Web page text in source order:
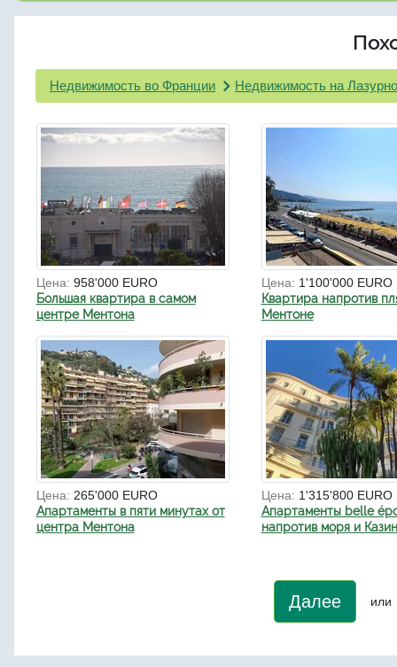
Недвижимость во Франции Недвижимость на
Цена: 958'000 EURO
Большая квартира в самом
центре Ментона
Цена: 1'100'000 EURO
Квартира напротив
Ментоне
Цена: 265'000 EURO
Апартаменты в пяти минутах от
центра Ментона
Цена: 1'315'800 EURO
Апартаменты belle
напротив моря и
Далее или